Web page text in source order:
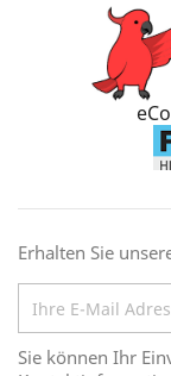
Erhalten Sie
Sie können Ihr